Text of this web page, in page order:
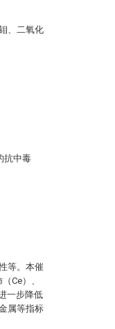
、二氧化
抗中毒
等。本催
Ce）、
一步降低
属等指标